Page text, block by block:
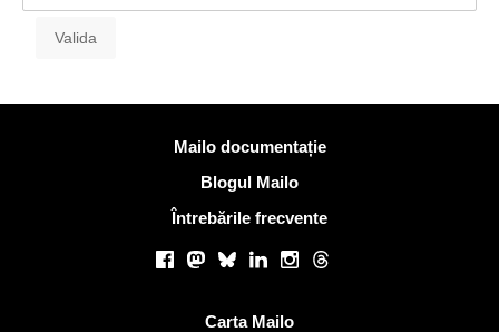
Mai multe informatiiMailo documentație
Blogul Mailo
Întrebările frecvente
Facebook
Mastodon
BlueskyLinkedInInstagram
Threads
Carta Mailo